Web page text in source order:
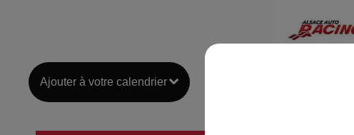
Ajouter à votre calendrier